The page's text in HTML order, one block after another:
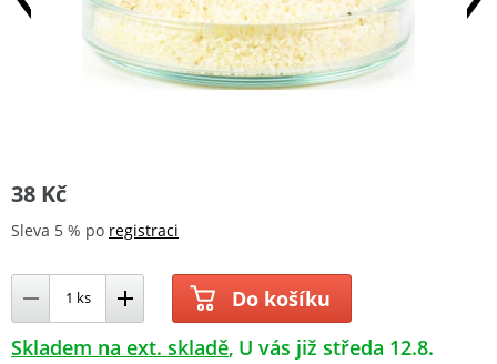
38 Kč
Sleva 5 % po registraci
Do košíku
Skladem na ext. skladě U vás již středa 12.8.